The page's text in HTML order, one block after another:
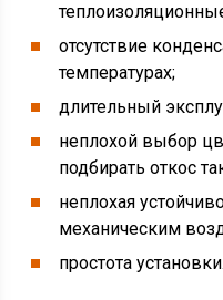
отсутствие
температурах;
длительный
неплохой выбор
подбирать откос
неплохая
механическим
простота установки.